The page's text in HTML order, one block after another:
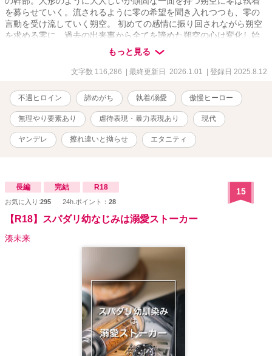
を募らせていく。流されるように零の希望を聞き入れつつも、零の
言動を受け流していく朔空。 初めての感情に振り回されながら朔空
を求める零に、過去の出来事から全てを諦めた朔空の心は変化し始
める。 ※虐待、無理矢理、暴力描写があります。
もっと見る
文字数 116,286 | 最終更新日 2026.1.01 | 登録日 2025.8.12
不遇ヒロイン 諦めがち 執着/溺愛 傲慢ヒーロー
無理やり要素あり 虐待表現・暴力表現あり 現代
ヤンデレ 擦れ違いと拗らせ エタニティ
長編 完結 R18
お気に入り:295 24h.ポイント： 28
15
【R18】スパダリ幼なじみは溺愛ストーカー
湊未来